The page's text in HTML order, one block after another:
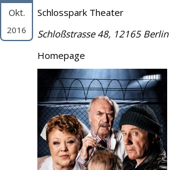
Kontakt
Okt.
2016
Schlosspark Theater
Schloßstrasse 48, 12165 Berlin
Homepage